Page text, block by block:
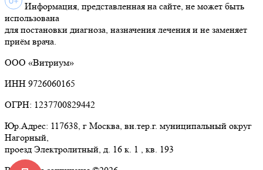
Информация, представленная на сайте, не может быть
использована
для постановки диагноза, назначения лечения и не заменяет
приём врача.
ООО «Витриум»
ИНН 9726060165
ОГРН: 1237700829442
Юр.Адрес: 117638, г Москва, вн.тер.г. муниципальный округ
Нагорный,
проезд Электролитный, д. 16 к. 1 , кв. 193